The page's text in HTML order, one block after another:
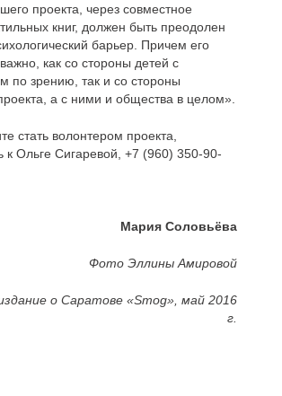
проекта, через совместное
книг, должен быть преодолен
барьер. Причем его
как со стороны детей с
по зрению, так и со стороны
а с ними и общества в целом».
стать волонтером проекта,
к Ольге Сигаревой, +7 (960) 350-90-
Мария Соловьёва
Фото Эллины Амировой
о Саратове «Smog», май 2016
г.